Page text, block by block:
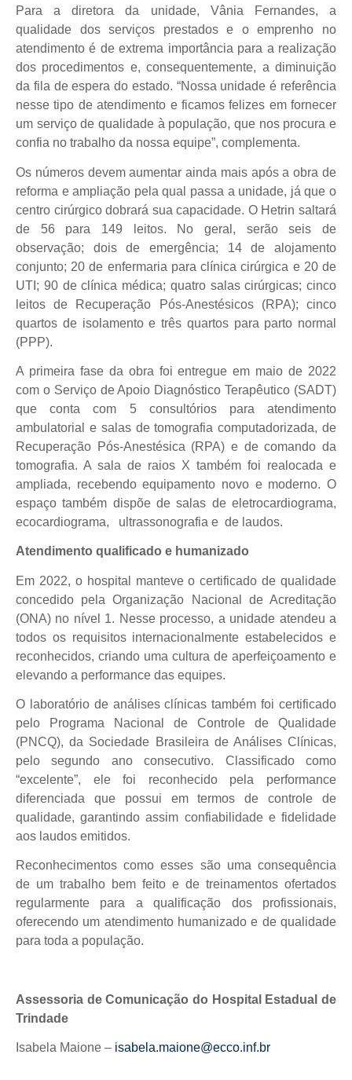
Para a diretora da unidade, Vânia Fernandes, a
qualidade dos serviços prestados e o emprenho no
atendimento é de extrema importância para a realização
dos procedimentos e, consequentemente, a diminuição
da fila de espera do estado. “Nossa unidade é referência
nesse tipo de atendimento e ficamos felizes em fornecer
um serviço de qualidade à população, que nos procura e
confia no trabalho da nossa equipe”, complementa.
Os números devem aumentar ainda mais após a obra de
reforma e ampliação pela qual passa a unidade, já que o
centro cirúrgico dobrará sua capacidade. O Hetrin saltará
de 56 para 149 leitos. No geral, serão seis de
observação; dois de emergência; 14 de alojamento
conjunto; 20 de enfermaria para clínica cirúrgica e 20 de
UTI; 90 de clínica médica; quatro salas cirúrgicas; cinco
leitos de Recuperação Pós-Anestésicos (RPA); cinco
quartos de isolamento e três quartos para parto normal
(PPP).
A primeira fase da obra foi entregue em maio de 2022
com o Serviço de Apoio Diagnóstico Terapêutico (SADT)
que conta com 5 consultórios para atendimento
ambulatorial e salas de tomografia computadorizada, de
Recuperação Pós-Anestésica (RPA) e de comando da
tomografia. A sala de raios X também foi realocada e
ampliada, recebendo equipamento novo e moderno. O
espaço também dispõe de salas de eletrocardiograma,
ecocardiograma,
ultrassonografia e de laudos.
Atendimento qualificado e humanizado
Em 2022, o hospital manteve o certificado de qualidade
concedido pela Organização Nacional de Acreditação
(ONA) no nível 1. Nesse processo, a unidade atendeu a
todos os requisitos internacionalmente estabelecidos e
reconhecidos, criando uma cultura de aperfeiçoamento e
elevando a performance das equipes.
O laboratório de análises clínicas também foi certificado
pelo Programa Nacional de Controle de Qualidade
(PNCQ), da Sociedade Brasileira de Análises Clínicas,
pelo segundo ano consecutivo. Classificado como
“excelente”, ele foi reconhecido pela performance
diferenciada que possui em termos de controle de
qualidade, garantindo assim confiabilidade e fidelidade
aos laudos emitidos.
Reconhecimentos como esses são uma consequência
de um trabalho bem feito e de treinamentos ofertados
regularmente para a qualificação dos profissionais,
oferecendo um atendimento humanizado e de qualidade
para toda a população.
Assessoria de Comunicação do Hospital Estadual de
Trindade
Isabela Maione – isabela.maione@ecco.inf.br